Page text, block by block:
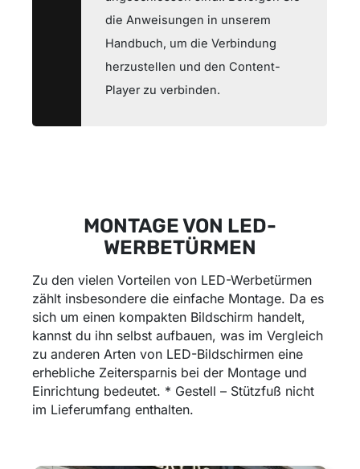
die Anweisungen in unserem
Handbuch, um die Verbindung
herzustellen und den Content-
Player zu verbinden.
MONTAGE VON LED-
WERBETÜRMEN
Zu den vielen Vorteilen von LED-Werbetürmen
zählt insbesondere die einfache Montage. Da es
sich um einen kompakten Bildschirm handelt,
kannst du ihn selbst aufbauen, was im Vergleich
zu anderen Arten von LED-Bildschirmen eine
erhebliche Zeitersparnis bei der Montage und
Einrichtung bedeutet. * Gestell – Stützfuß nicht
im Lieferumfang enthalten.